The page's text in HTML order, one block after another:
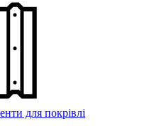
для покрівлі